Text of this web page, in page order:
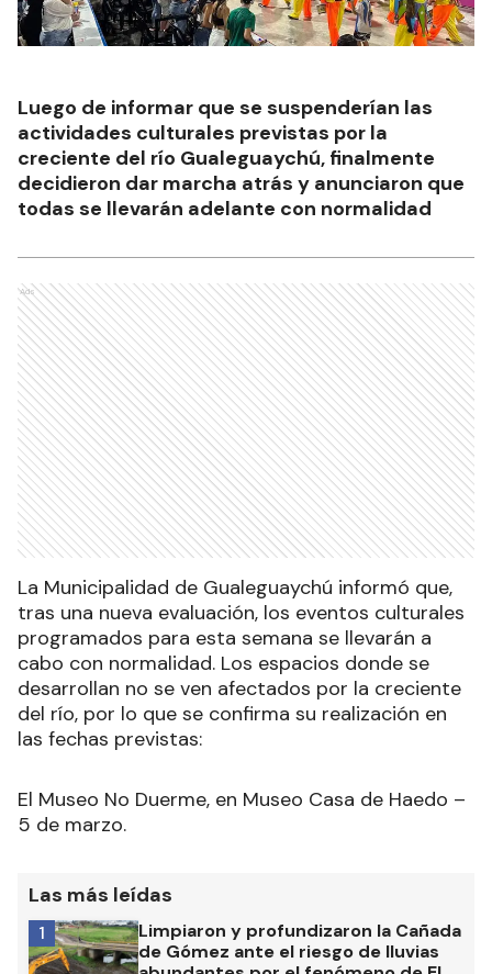
Luego de informar que se suspenderían las
actividades culturales previstas por la
creciente del río Gualeguaychú, finalmente
decidieron dar marcha atrás y anunciaron que
todas se llevarán adelante con normalidad
Ads
La Municipalidad de Gualeguaychú informó que,
tras una nueva evaluación, los eventos culturales
programados para esta semana se llevarán a
cabo con normalidad. Los espacios donde se
desarrollan no se ven afectados por la creciente
del río, por lo que se confirma su realización en
las fechas previstas:
El Museo No Duerme, en Museo Casa de Haedo –
5 de marzo.
Las más leídas
Limpiaron y profundizaron la Cañada
de Gómez ante el riesgo de lluvias
1